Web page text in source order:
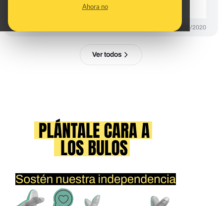
Ahora no
30/10/2020
Ver todos